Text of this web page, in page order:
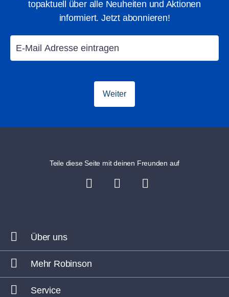
topaktuell über alle Neuheiten und Aktionen
informiert. Jetzt abonnieren!
Weiter
Teile diese Seite mit deinen Freunden auf
Über uns
Mehr Robinson
Service